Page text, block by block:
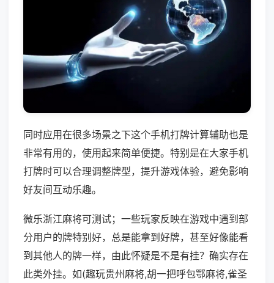
同时应用在很多场景之下这个手机打牌计算辅助也是
非常有用的，使用起来简单便捷。特别是在大家手机
打牌时可以合理调整牌型，提升游戏体验，避免影响
好友间互动乐趣。
微乐浙江麻将可测试；一些玩家反映在游戏中遇到部
分用户的牌特别好，总是能拿到好牌，甚至好像能看
到其他人的牌一样，由此怀疑是不是有挂？确实存在
此类外挂。如(趣玩贵州麻将,胡一把呼包鄂麻将,雀圣